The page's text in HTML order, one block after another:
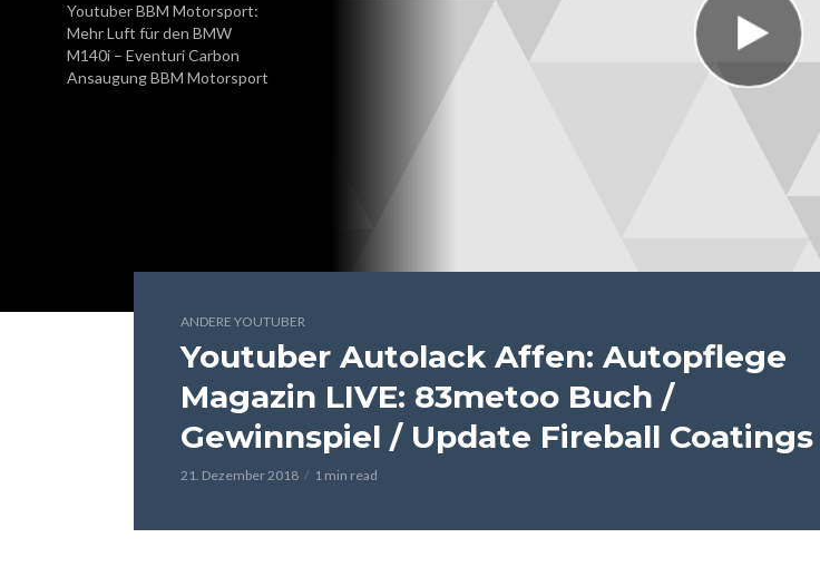
Youtuber BBM Motorsport:
Mehr Luft für den BMW
M140i – Eventuri Carbon
Ansaugung BBM Motorsport
ANDERE YOUTUBER
Youtuber Autolack Affen: Autopflege
Magazin LIVE: 83metoo Buch /
Gewinnspiel / Update Fireball Coatings
21. Dezember 2018 1 min read